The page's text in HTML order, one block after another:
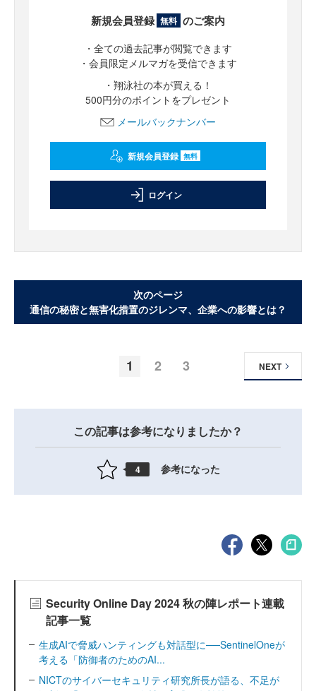
新規会員登録 無料 のご案内
・全ての過去記事が閲覧できます
・会員限定メルマガを受信できます
・翔泳社の本が買える！
500円分のポイントをプレゼント
メールバックナンバー
新規会員登録 無料
ログイン
次のページ
通信の秘密と無害化措置のジレンマ、企業への影響とは？
1 2 3 NEXT
この記事は参考になりましたか？
4 参考になった
Security Online Day 2024 秋の陣レポート連載
記事一覧
生成AIで脅威ハンティングも対話型に──SentinelOneが
考える「防御者のためのAI...
NICTのサイバーセキュリティ研究所長が語る、不足が